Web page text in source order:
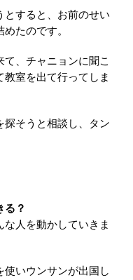
とすると、お前のせい
たのです。
、チャニョンに聞こ
教室を出て行ってしま
探そうと相談し、タン
る？
な人を動かしていきま
使いウンサンが出国し